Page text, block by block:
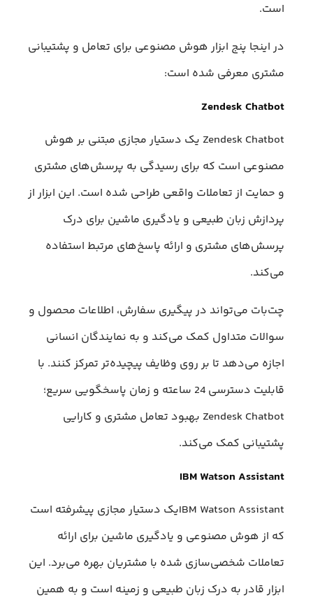
است.
در اینجا پنج ابزار هوش مصنوعی برای تعامل و پشتیبانی
مشتری معرفی شده است:
Zendesk Chatbot
Zendesk Chatbot یک دستیار مجازی مبتنی بر هوش
مصنوعی است که برای رسیدگی به پرسش‌های مشتری
و حمایت از تعاملات واقعی طراحی شده است. این ابزار از
پردازش زبان طبیعی و یادگیری ماشین برای درک
پرسش‌های مشتری و ارائه پاسخ‌های مرتبط استفاده
می‌کند.
چت‌بات‌ می‌تواند در پیگیری سفارش، اطلاعات محصول و
سوالات متداول کمک می‌کند و به نمایندگان انسانی
اجازه می‌دهد تا بر روی وظایف پیچیده‌تر تمرکز کنند. با
قابلیت دسترسی 24 ساعته و زمان پاسخگویی سریع؛
Zendesk Chatbot بهبود تعامل مشتری و کارایی
پشتیبانی کمک می‌کند.
IBM Watson Assistant
IBM Watson Assistantیک دستیار مجازی پیشرفته است
که از هوش مصنوعی و یادگیری ماشین برای ارائه
تعاملات شخصی‌سازی شده با مشتریان بهره می‌برد. این
ابزار قادر به درک زبان طبیعی و زمینه است و به همین